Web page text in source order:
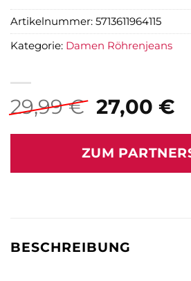
29,99€
Preis
war:
29,99 €
27,00 €
ZUM
Artikelnummer: 5713611964115
Kategorie: Damen Röhrenjeans
BESCHREIBUNG